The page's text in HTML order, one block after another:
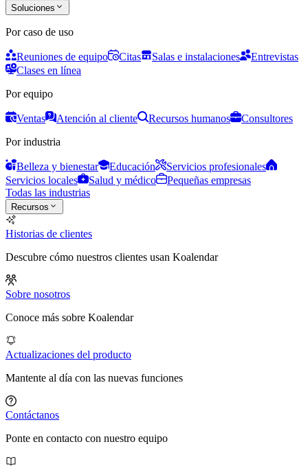
Soluciones
Por caso de uso
Reuniones de equipo Citas Salas e instalaciones
Entrevistas
Clases en línea
Por equipo
Ventas Atención al cliente Recursos humanos
Consultores
Por industria
Belleza y bienestar Educación
Servicios profesionales
Servicios locales
Salud y médico
Pequeñas empresas
Todas las industrias
Recursos
Historias de clientes
Descubre cómo nuestros clientes usan Koalendar
Sobre nosotros
Conoce más sobre Koalendar
Actualizaciones del producto
Mantente al día con las nuevas funciones
Contáctanos
Ponte en contacto con nuestro equipo